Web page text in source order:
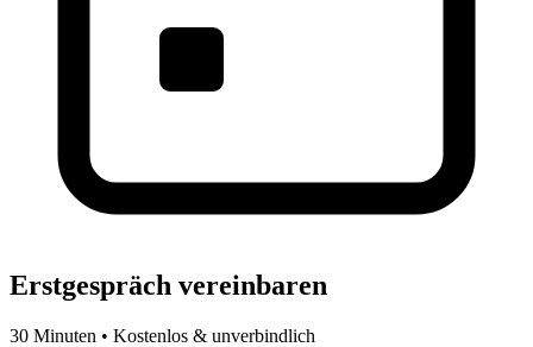
Erstgespräch vereinbaren
30 Minuten • Kostenlos & unverbindlich